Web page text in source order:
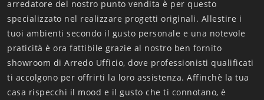
arredatore del nostro punto vendita è per questo
specializzato nel realizzare progetti originali. Allestire i
tuoi ambienti secondo il gusto personale e una notevole
praticità è ora fattibile grazie al nostro ben fornito
showroom di Arredo Ufficio, dove professionisti qualificati
ti accolgono per offrirti la loro assistenza. Affinchè la tua
casa rispecchi il mood e il gusto che ti connotano, è